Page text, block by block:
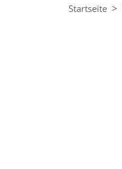
Startseite